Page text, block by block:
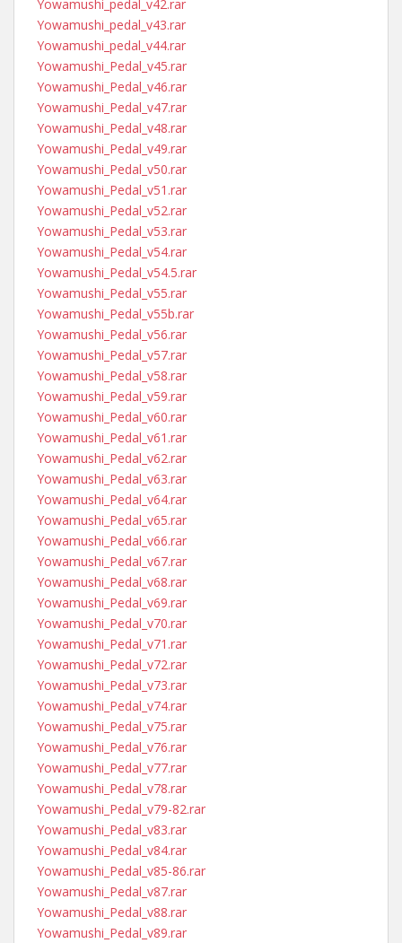
Yowamushi_pedal_v42.rar
Yowamushi_pedal_v43.rar
Yowamushi_pedal_v44.rar
Yowamushi_Pedal_v45.rar
Yowamushi_Pedal_v46.rar
Yowamushi_Pedal_v47.rar
Yowamushi_Pedal_v48.rar
Yowamushi_Pedal_v49.rar
Yowamushi_Pedal_v50.rar
Yowamushi_Pedal_v51.rar
Yowamushi_Pedal_v52.rar
Yowamushi_Pedal_v53.rar
Yowamushi_Pedal_v54.rar
Yowamushi_Pedal_v54.5.rar
Yowamushi_Pedal_v55.rar
Yowamushi_Pedal_v55b.rar
Yowamushi_Pedal_v56.rar
Yowamushi_Pedal_v57.rar
Yowamushi_Pedal_v58.rar
Yowamushi_Pedal_v59.rar
Yowamushi_Pedal_v60.rar
Yowamushi_Pedal_v61.rar
Yowamushi_Pedal_v62.rar
Yowamushi_Pedal_v63.rar
Yowamushi_Pedal_v64.rar
Yowamushi_Pedal_v65.rar
Yowamushi_Pedal_v66.rar
Yowamushi_Pedal_v67.rar
Yowamushi_Pedal_v68.rar
Yowamushi_Pedal_v69.rar
Yowamushi_Pedal_v70.rar
Yowamushi_Pedal_v71.rar
Yowamushi_Pedal_v72.rar
Yowamushi_Pedal_v73.rar
Yowamushi_Pedal_v74.rar
Yowamushi_Pedal_v75.rar
Yowamushi_Pedal_v76.rar
Yowamushi_Pedal_v77.rar
Yowamushi_Pedal_v78.rar
Yowamushi_Pedal_v79-82.rar
Yowamushi_Pedal_v83.rar
Yowamushi_Pedal_v84.rar
Yowamushi_Pedal_v85-86.rar
Yowamushi_Pedal_v87.rar
Yowamushi_Pedal_v88.rar
Yowamushi_Pedal_v89.rar